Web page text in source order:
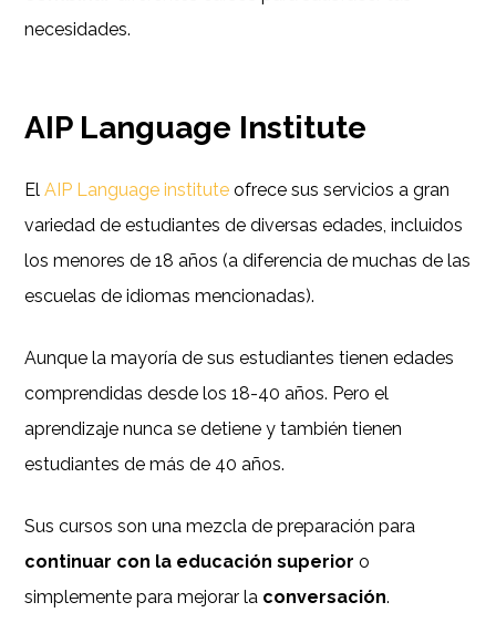
necesidades.
AIP Language Institute
ElAIP Language institute ofrece sus servicios a gran
variedad de estudiantes de diversas edades, incluidos
los menores de 18 años (a diferencia de muchas de las
escuelas de idiomas mencionadas).
Aunque la mayoría de sus estudiantes tienen edades
comprendidas desde los 18-40 años. Pero el
aprendizaje nunca se detiene y también tienen
estudiantes de más de 40 años.
Sus cursos son una mezcla de preparación para
continuar con la educación superior o
simplemente para mejorar la conversación.